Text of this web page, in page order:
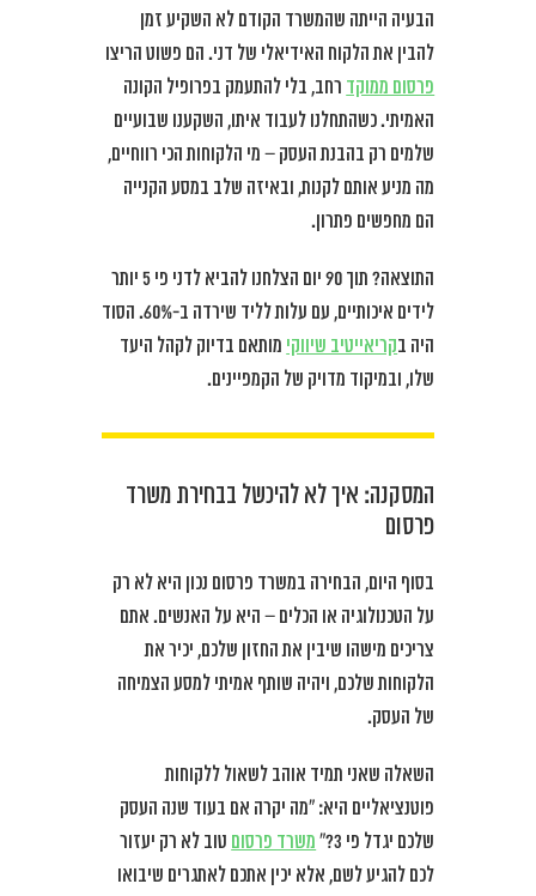
הבעיה הייתה שהמשרד הקודם לא השקיע זמן
להבין את הלקוח האידיאלי של דני. הם פשוט הריצו
פרסום ממוקד רחב, בלי להתעמק בפרופיל הקונה
האמיתי. כשהתחלנו לעבוד איתו, השקענו שבועיים
שלמים רק בהבנת העסק – מי הלקוחות הכי רווחיים,
מה מניע אותם לקנות, ובאיזה שלב במסע הקנייה
הם מחפשים פתרון.
התוצאה? תוך 90 יום הצלחנו להביא לדני פי 5 יותר
לידים איכותיים, עם עלות לליד שירדה ב-60%. הסוד
היה בקריאייטיב שיווקי מותאם בדיוק לקהל היעד
שלו, ובמיקוד מדויק של הקמפיינים.
המסקנה: איך לא להיכשל בבחירת משרד
פרסום
בסוף היום, הבחירה במשרד פרסום נכון היא לא רק
על הטכנולוגיה או הכלים – היא על האנשים. אתם
צריכים מישהו שיבין את החזון שלכם, יכיר את
הלקוחות שלכם, ויהיה שותף אמיתי למסע הצמיחה
של העסק.
השאלה שאני תמיד אוהב לשאול ללקוחות
פוטנציאליים היא: “מה יקרה אם בעוד שנה העסק
שלכם יגדל פי 3?”
משרד פרסום טוב לא רק יעזור
לכם להגיע לשם, אלא יכין אתכם לאתגרים שיבואו